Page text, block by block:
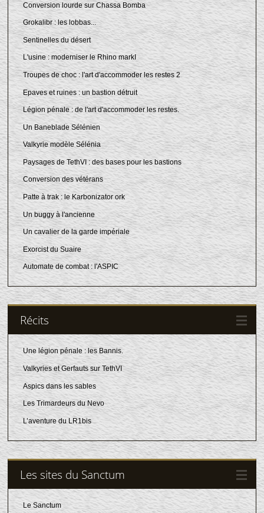
Conversion lourde sur Chassa Bomba
Grokalibr : les lobbas...
Sentinelles du désert
L'usine : moderniser le Rhino markI
Troupes de choc : l'art d'accommoder les restes 2
Epaves et ruines : un bastion détruit
Légion pénale : de l'art d'accommoder les restes.
Un Baneblade Sélénien
Valkyrie modèle Sélénia
Paysages de TethVI : des bases pour les bastions
Conversion des vétérans
Patte à trak : le Karbonizator ork
Un buggy à l'ancienne
Un cavalier de la garde impériale
Exorcist du Suaire
Automate de combat : l'ASPIC
Récits
Une légion pénale : les Bannis.
Valkyries et Gerfauts sur TethVI
Aspics dans les sables
Les Trimardeurs du Nevo
L’aventure du LR1bis
Les sites du Sanctum
Le Sanctum